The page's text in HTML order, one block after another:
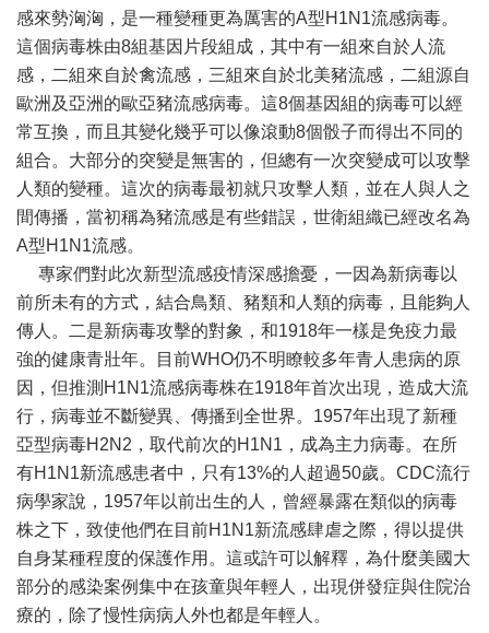
感來勢洶洶，是一種變種更為厲害的A型H1N1流感病毒。
這個病毒株由8組基因片段組成，其中有一組來自於人流
感，二組來自於禽流感，三組來自於北美豬流感，二組源自
歐洲及亞洲的歐亞豬流感病毒。這8個基因組的病毒可以經
常互換，而且其變化幾乎可以像滾動8個骰子而得出不同的
組合。大部分的突變是無害的，但總有一次突變成可以攻擊
人類的變種。這次的病毒最初就只攻擊人類，並在人與人之
間傳播，當初稱為豬流感是有些錯誤，世衛組織已經改名為
A型H1N1流感。
專家們對此次新型流感疫情深感擔憂，一因為新病毒以
前所未有的方式，結合鳥類、豬類和人類的病毒，且能夠人
傳人。二是新病毒攻擊的對象，和1918年一樣是免疫力最
強的健康青壯年。目前WHO仍不明瞭較多年青人患病的原
因，但推測H1N1流感病毒株在1918年首次出現，造成大流
行，病毒並不斷變異、傳播到全世界。1957年出現了新種
亞型病毒H2N2，取代前次的H1N1，成為主力病毒。在所
有H1N1新流感患者中，只有13%的人超過50歲。CDC流行
病學家說，1957年以前出生的人，曾經暴露在類似的病毒
株之下，致使他們在目前H1N1新流感肆虐之際，得以提供
自身某種程度的保護作用。這或許可以解釋，為什麼美國大
部分的感染案例集中在孩童與年輕人，出現併發症與住院治
療的，除了慢性病病人外也都是年輕人。